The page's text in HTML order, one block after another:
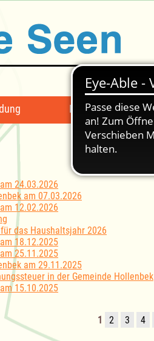
Mängelmeldung
24.03.2026
am 07.03.2026
12.02.2026
das Haushaltsjahr 2026
18.12.2025
25.11.2025
am 29.11.2025
in der Gemeinde Hollenbek
15.10.2025
1 2 3 4